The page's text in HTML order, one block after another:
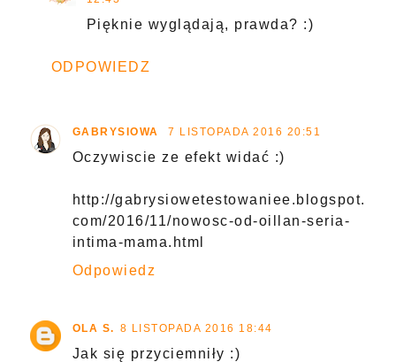
Pięknie wyglądają, prawda? :)
ODPOWIEDZ
GABRYSIOWA 7 LISTOPADA 2016 20:51
Oczywiscie ze efekt widać :)
http://gabrysiowetestowaniee.blogspot.
com/2016/11/nowosc-od-oillan-seria-
intima-mama.html
Odpowiedz
OLA S. 8 LISTOPADA 2016 18:44
Jak się przyciemniły :)